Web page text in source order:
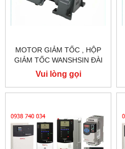
MOTOR GIẢM TỐC , HỘP
GIẢM TỐC WANSHSIN ĐÀI
LOAN 1.5KW 1500W 2HP AC
BA PHA 220 V / 380V
Vui lòng gọi